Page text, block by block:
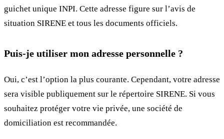
guichet unique INPI. Cette adresse figure sur l’avis de
situation SIRENE et tous les documents officiels.
Puis-je utiliser mon adresse personnelle ?
Oui, c’est l’option la plus courante. Cependant, votre adresse
sera visible publiquement sur le répertoire SIRENE. Si vous
souhaitez protéger votre vie privée, une société de
domiciliation est recommandée.